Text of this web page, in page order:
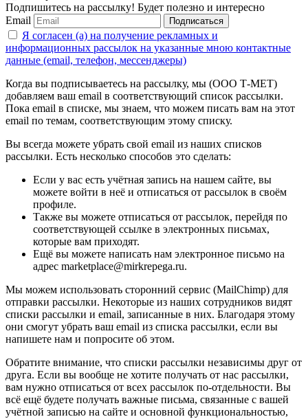
Подпишитесь на рассылку! Будет полезно и интересно
Email
Подписаться
Я согласен (а) на получение рекламных и
информационных рассылок на указанные мною контактные
данные (email, телефон, мессенджеры)
Когда вы подписываетесь на рассылку, мы (ООО Т-МЕТ)
добавляем ваш email в соответствующий список рассылки.
Пока email в списке, мы знаем, что можем писать вам на этот
email по темам, соответствующим этому списку.
Вы всегда можете убрать свой email из наших списков
рассылки. Есть несколько способов это сделать:
Если у вас есть учётная запись на нашем сайте, вы
можете войти в неё и отписаться от рассылок в своём
профиле.
Также вы можете отписаться от рассылок, перейдя по
соответствующей ссылке в электронных письмах,
которые вам приходят.
Ещё вы можете написать нам электронное письмо на
адрес marketplace@mirkrepega.ru.
Мы можем использовать сторонний сервис (MailChimp) для
отправки рассылки. Некоторые из наших сотрудников видят
списки рассылки и email, записанные в них. Благодаря этому
они смогут убрать ваш email из списка рассылки, если вы
напишете нам и попросите об этом.
Обратите внимание, что списки рассылки независимы друг от
друга. Если вы вообще не хотите получать от нас рассылки,
вам нужно отписаться от всех рассылок по-отдельности. Вы
всё ещё будете получать важные письма, связанные с вашей
учётной записью на сайте и основной функциональностью,